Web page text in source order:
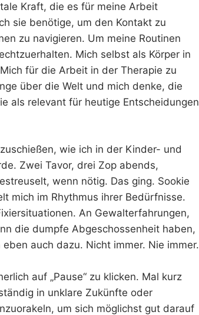
Kraft, die es für meine Arbeit
sie benötige, um den Kontakt zu
zu navigieren. Um meine Routinen
Mich selbst als Körper in
für die Arbeit in der Therapie zu
über die Welt und mich denke, die
als relevant für heutige Entscheidungen
wie ich in der Kinder- und
Zwei Tavor, drei Zop abends,
wenn nötig. Das ging. Sookie
mich im Rhythmus ihrer Bedürfnisse.
An Gewalterfahrungen,
die dumpfe Abgeschossenheit haben,
auch dazu. Nicht immer. Nie immer.
auf „Pause“ zu klicken. Mal kurz
in unklare Zukünfte oder
um sich möglichst gut darauf